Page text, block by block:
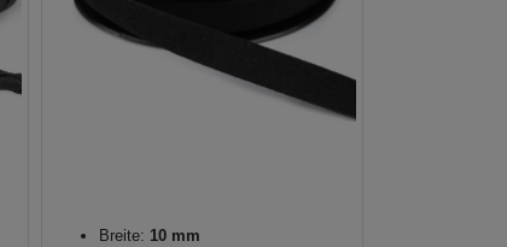
Breite: 10 mm